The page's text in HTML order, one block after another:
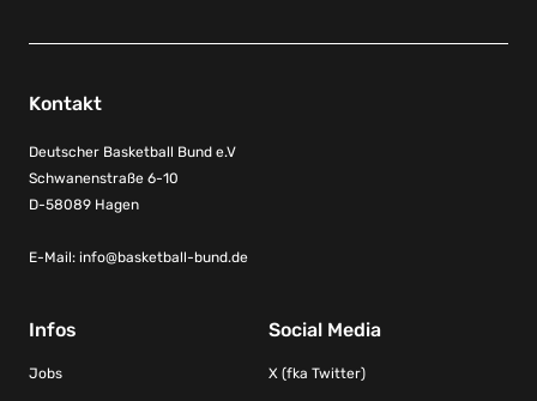
Kontakt
Deutscher Basketball Bund e.V
Schwanenstraße 6-10
D-58089 Hagen
E-Mail: info@basketball-bund.de
Infos
Jobs
Social Media
X (fka Twitter)